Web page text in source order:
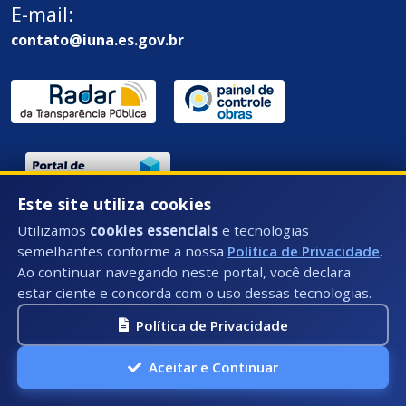
E-mail:
contato@iuna.es.gov.br
Endereço / Ouvidoria:
Rua Des. Epaminondas Amaral - 58 - Centro, Iúna - ES,
CEP: 29390-000
Este site utiliza cookies
Utilizamos cookies essenciais e tecnologias
semelhantes conforme a nossa Política de Privacidade.
Ao continuar navegando neste portal, você declara
estar ciente e concorda com o uso dessas tecnologias.
Política de Privacidade
Aceitar e Continuar